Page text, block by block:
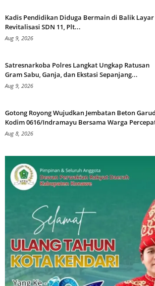
Kadis Pendidikan Diduga Bermain di Balik Layar
Revitalisasi SDN 11, Plt...
Aug 9, 2026
Satresnarkoba Polres Langkat Ungkap Ratusan
Gram Sabu, Ganja, dan Ekstasi Sepanjang...
Aug 9, 2026
Gotong Royong Wujudkan Jembatan Beton
Kodim 0616/Indramayu Bersama Warga
Aug 8, 2026